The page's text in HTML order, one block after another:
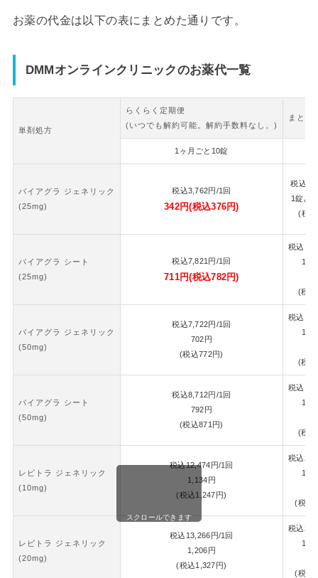
お薬の代金は以下の表にまとめた通りです。
DMMオンラインクリニックのお薬代一覧
単剤処方
らくらく定期便
(いつでも解約可能。解約手数料なし。)
まとめ
1ヶ月ごと10錠
バイアグラ ジェネリック
(25mg)
税込3,762円/1回
342円(税込376円)
税込
1錠あ
(税
バイアグラ シート
(25mg)
税込7,821 円/1回
711円(税込782円)
税込
1錠
(税込
バイアグラ ジェネリック
(50mg)
税込7,722円/1回
702円
(税込772円)
税込
1錠
(税込
バイアグラ シート
(50mg)
税込8,712円/1回
792円
(税込871 円)
税込
1錠
(税込
レビトラ ジェネリック
(10mg)
税込12,474円/1回
1,134円
(税込1,247円)
税込
1錠
(税込
レビトラ ジェネリック
(20mg)
税込 13,266円/1回
1,206円
(税込1,327円)
税込
1錠
(税込
スクロールできます